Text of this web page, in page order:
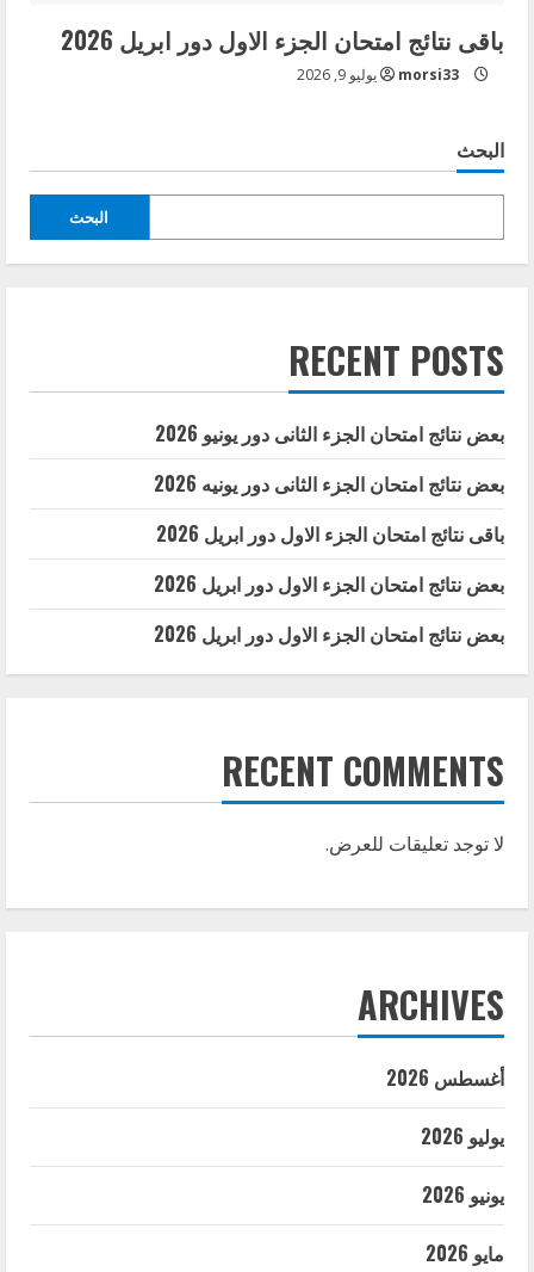
باقى نتائج امتحان الجزء الاول دور ابريل 2026
morsi33 يوليو 9, 2026
البحث
البحث
RECENT POSTS
بعض نتائج امتحان الجزء الثانى دور يونيو 2026
بعض نتائج امتحان الجزء الثانى دور يونيه 2026
باقى نتائج امتحان الجزء الاول دور ابريل 2026
بعض نتائج امتحان الجزء الاول دور ابريل 2026
بعض نتائج امتحان الجزء الاول دور ابريل 2026
RECENT COMMENTS
لا توجد تعليقات للعرض.
ARCHIVES
أغسطس 2026
يوليو 2026
يونيو 2026
مايو 2026